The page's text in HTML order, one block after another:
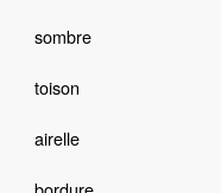
sombre
toison
airelle